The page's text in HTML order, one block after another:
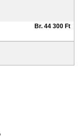
Br. 44 300 Ft